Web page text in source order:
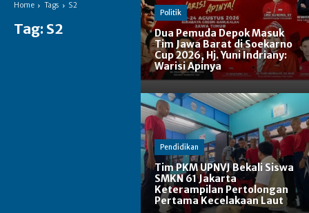
Home Tags S2
Tag: S2
Politik
Dua Pemuda Depok Masuk
Tim Jawa Barat di Soekarno
Cup 2026, Hj. Yuni Indriany:
Warisi Apinya
Pendidikan
Tim PKM UPNVJ Bekali Siswa
SMKN 61 Jakarta
Keterampilan Pertolongan
Pertama Kecelakaan Laut